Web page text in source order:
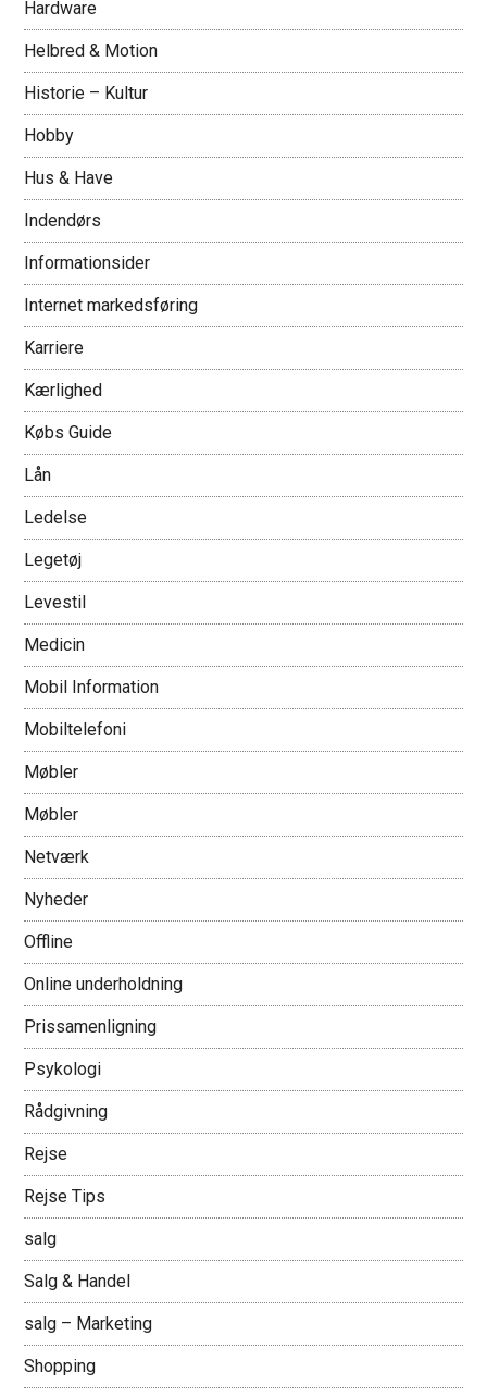
Hardware
Helbred & Motion
Historie – Kultur
Hobby
Hus & Have
Indendørs
Informationsider
Internet markedsføring
Karriere
Kærlighed
Købs Guide
Lån
Ledelse
Legetøj
Levestil
Medicin
Mobil Information
Mobiltelefoni
Møbler
Møbler
Netværk
Nyheder
Offline
Online underholdning
Prissamenligning
Psykologi
Rådgivning
Rejse
Rejse Tips
salg
Salg & Handel
salg – Marketing
Shopping